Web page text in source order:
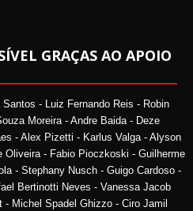
GRAÇAS AO APOIO
- Luiz Fernando Reis - Robin
Moreira - Andre Baida - Deze
- Alex Pizetti - Karlus Valga - Alyson
Oliveira - Fabio Pioczkoski - Guilherme
- Stephany Nusch - Guigo Cardoso -
Bertinotti Neves - Vanessa Jacob
Michel Spadel Ghizzo - Ciro Jamil